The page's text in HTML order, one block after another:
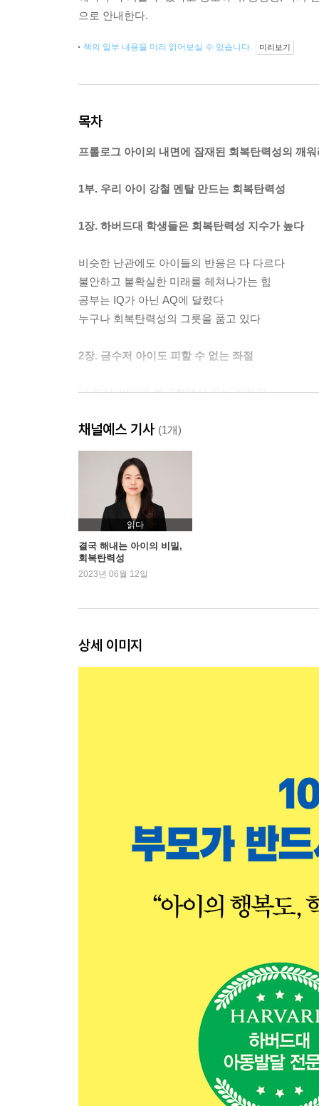
으로 안내한다.
책의 일부 내용을 미리 읽어보실 수 있습니다. 미리보기
목차
프롤로그 아이의 내면에 잠재된 회복탄력성의 깨워
1부. 우리 아이 강철 멘탈 만드는 회복탄력성
1장. 하버드대 학생들은 회복탄력성 지수가 높다
비슷한 난관에도 아이들의 반응은 다 다르다
불안하고 불확실한 미래를 헤쳐나가는 힘
공부는 IQ가 아닌 AQ에 달렸다
누구나 회복탄력성의 그릇을 품고 있다
2장. 금수저 아이도 피할 수 없는 좌절
나 자신: 발달의 불균형에서 오는 좌절감
사회: 새로운 환경과 관계에서 오는 갈등과 불안
한국 사회에서 자라는 아이들이 겪는 고난
3장. 회복탄력성 높은 아이들의 5가지 특징
타고난 기질: 회복탄력성을 높이기에 유리한 특성들
자존감: 자기 자신을 어떻게 인식하는가
대인 관계: 일상의 난관을 함께 이겨내는 힘
소통 능력: 위기를 넘기는 대화의 기술
2부. 잠재되어 있는 아이의 회복탄력성 깨우는 법
5장. 나를 믿고 존중하는 힘 키우기
칭찬으로 자신감을 키워라
현명한 부모의 보상 시스템
6장. 몸, 생각, 마음을 다루는 자기조절능력 키우기
다양한 상황에 어떻게 대처할 것인가?
신체 조절: 몸, 호흡, 목소리 조절하기
인지 조절: 상황을 인지하고 해결책 생각하기
감정 조절: 감정을 인식하고 조절하기
미국 학교의 감정 조절 프로그램
채널예스 기사 (1개)
읽다
결국 해내는 아이의 비밀,
회복탄력성
2023년 06월 12일
상세 이미지